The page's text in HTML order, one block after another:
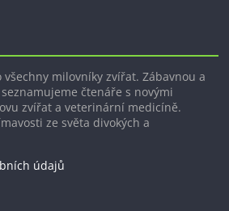
milovníky zvířat. Zábavnou a
čtenáře s novými
zvířat a veterinární medicíně.
ze světa divokých a
údajů